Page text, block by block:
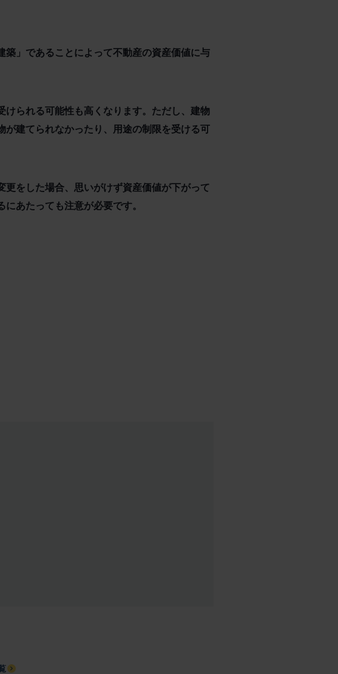
」であることによって不動産の資産価値に与
られる可能性も高くなります。ただし、建物
建てられなかったり、用途の制限を受ける可
をした場合、思いがけず資産価値が下がって
あたっても注意が必要です。